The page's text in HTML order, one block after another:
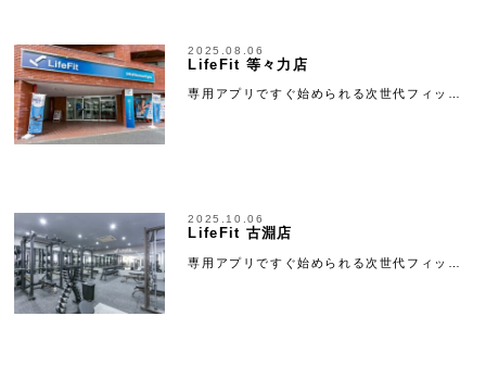
2025.08.06
LifeFit 等々力店
専用アプリですぐ始められる次世代フィッ…
2025.10.06
LifeFit 古淵店
専用アプリですぐ始められる次世代フィッ…